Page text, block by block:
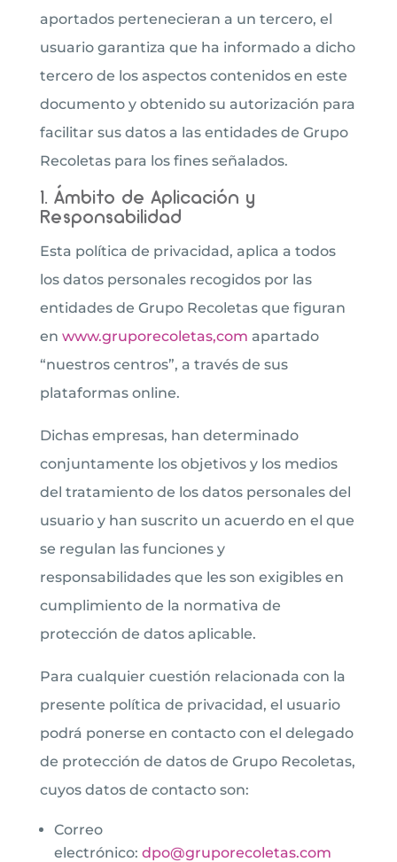
aportados pertenecieran a un tercero, el
usuario garantiza que ha informado a dicho
tercero de los aspectos contenidos en este
documento y obtenido su autorización para
facilitar sus datos a las entidades de Grupo
Recoletas para los fines señalados.
1. Ámbito de Aplicación y
Responsabilidad
Esta política de privacidad, aplica a todos
los datos personales recogidos por las
entidades de Grupo Recoletas que figuran
en www.gruporecoletas,com apartado
“nuestros centros”, a través de sus
plataformas online.
Dichas empresas, han determinado
conjuntamente los objetivos y los medios
del tratamiento de los datos personales del
usuario y han suscrito un acuerdo en el que
se regulan las funciones y
responsabilidades que les son exigibles en
cumplimiento de la normativa de
protección de datos aplicable.
Para cualquier cuestión relacionada con la
presente política de privacidad, el usuario
podrá ponerse en contacto con el delegado
de protección de datos de Grupo Recoletas,
cuyos datos de contacto son:
Correo
electrónico: dpo@gruporecoletas.com